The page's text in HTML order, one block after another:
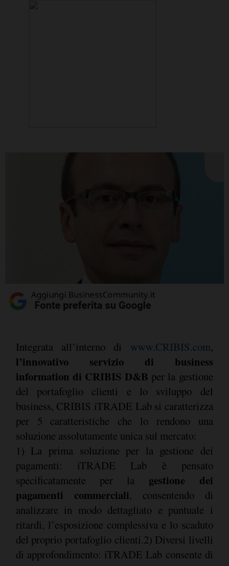
Integrata all’interno di www.CRIBIS.com,
l’innovativo servizio di business
information di CRIBIS D&B per la gestione
del portafoglio clienti e lo sviluppo del
business, CRIBIS iTRADE Lab si caratterizza
per 5 caratteristiche che lo rendono una
soluzione assolutamente unica sul mercato:
1) La prima soluzione per la gestione dei
pagamenti: iTRADE Lab è pensato
specificatamente per la gestione dei
pagamenti commerciali, consentendo di
analizzare in modo dettagliato e puntuale i
ritardi, l’esposizione complessiva e lo scaduto
del proprio portafoglio clienti.2) Diversi livelli
di approfondimento: iTRADE Lab consente di